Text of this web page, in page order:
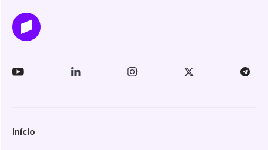
Início